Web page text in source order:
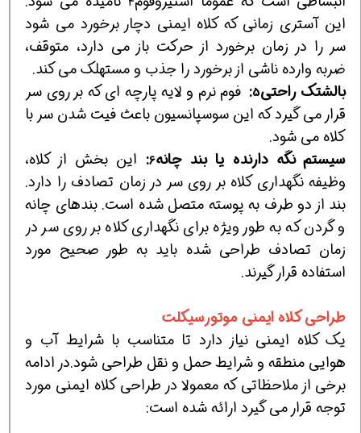
این آستری زمانی که کلاه ایمنی دچار برخورد می شود
سر را در زمان برخورد از حرکت باز می دارد، متوقف،
ضربه وارده ناشی از برخورد را جذب و مستهلک می کند.
بالشتک راحتی5
: فوم نرم و لایه پارچه ای که بر روی سر
قرار می گیرد که این سوسپانسیون باعث فیت شدن سر با
کلاه می شود.
سیستم نگه دارنده یا بند چانه6
: این بخش از کلاه،
وظیفه نگهداری کلاه بر روی سر در زمان تصادف را دارد.
بند از دو طرف به پوسته متصل شده است. بندهای چانه
و گردن که به طور ویژه برای نگهداری کلاه بر روی سر در
زمان تصادف طراحی شده باید به طور صحیح مورد
استفاده قرار گیرند.
طراحی کلاه ایمنی موتورسیکلت
یک کلاه ایمنی نیاز دارد تا متناسب با شرایط آب و
هوایی منطقه و شرایط حمل و نقل طراحی شود.در ادامه
برخی از ملاحظاتی که معمولا در طراحی کلاه ایمنی مورد
توجه قرار می گیرد ارائه شده است: